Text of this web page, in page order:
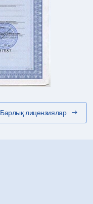
Барлық лицензиялар